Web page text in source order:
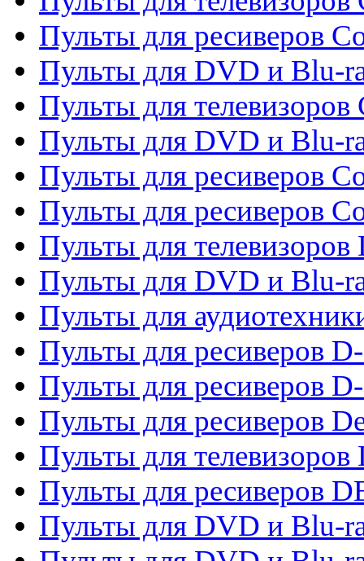
Пульты для ресиверов
Пульты для DVD и Blu-
Пульты для телевизоров
Пульты для DVD и Blu-
Пульты для ресиверов
Пульты для ресиверов
Пульты для телевизоров
Пульты для DVD и Blu-
Пульты для
Пульты для ресиверов
Пульты для ресиверов
Пульты для ресиверов
Пульты для телевизоров
Пульты для ресиверов
Пульты для DVD и Blu-